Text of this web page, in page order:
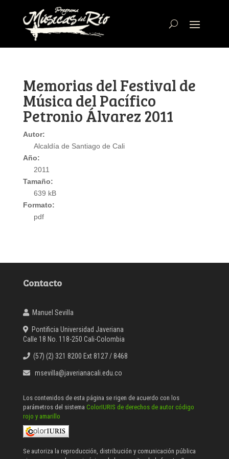
Memorias del Festival de
Música del Pacífico
Petronio Álvarez 2011
Autor:
Alcaldía de Santiago de Cali
Año:
2011
Tamaño:
639 kB
Formato:
pdf
Contacto
Manuel Sevilla
Pontificia Universidad Javeriana
Calle 18 No. 118-250 Cali-Colombia
(57) (2) 321 8200 Ext 8127 / 8468
msevilla@javerianacali.edu.co
Los contenidos de esta página se rigen de acuerdo con los
parámetros del sistema ColorIURIS de derechos de autor código
rojo y amarillo
Se autoriza la reproducción, distribución y comunicación pública